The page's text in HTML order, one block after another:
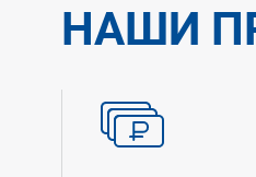
НАШИ